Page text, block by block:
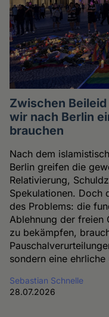
Zwischen
wir nach Berlin
brauchen
Nach dem
Berlin greifen die
Relativierung,
Spekulationen. Doch
des Problems: die
Ablehnung der freien
zu bekämpfen,
sondern eine
Sebastian Schnelle
28.07.2026